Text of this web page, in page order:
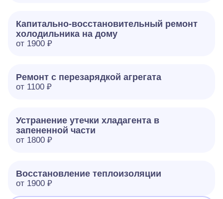
Капитально-восстановительный ремонт
холодильника на дому
от 1900 ₽
Ремонт с перезарядкой агрегата
от 1100 ₽
Устранение утечки хладагента в
запененной части
от 1800 ₽
Восстановление теплоизоляции
от 1900 ₽